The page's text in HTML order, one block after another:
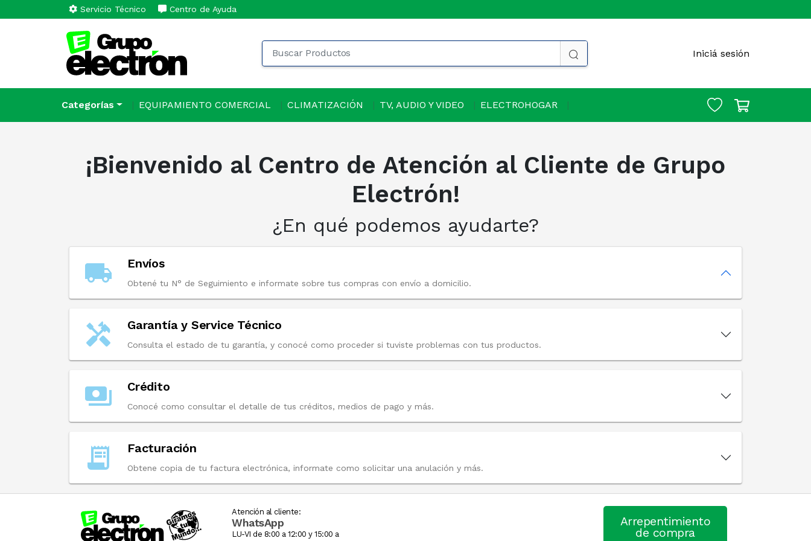
Servicio Técnico Centro de Ayuda
Iniciá sesión
Categorías EQUIPAMIENTO COMERCIAL CLIMATIZACIÓN TV, AUDIO Y VIDEO ELECTROHOGAR
¡Bienvenido al Centro de Atención al Cliente de Grupo
Electrón!
¿En qué podemos ayudarte?
local_shipping Envíos
Obtené tu N° de Seguimiento e informate sobre tus compras con envío a domicilio.
handyman Garantía y Service Técnico
Consulta el estado de tu garantía, y conocé como proceder si tuviste problemas con tus productos.
payments Crédito
Conocé como consultar el detalle de tus créditos, medios de pago y más.
receipt_long Facturación
Obtene copia de tu factura electrónica, informate como solicitar una anulación y más.
Atención al cliente:
WhatsApp
LU-VI de 8:00 a 12:00 y 15:00 a
Arrepentimiento
de compra